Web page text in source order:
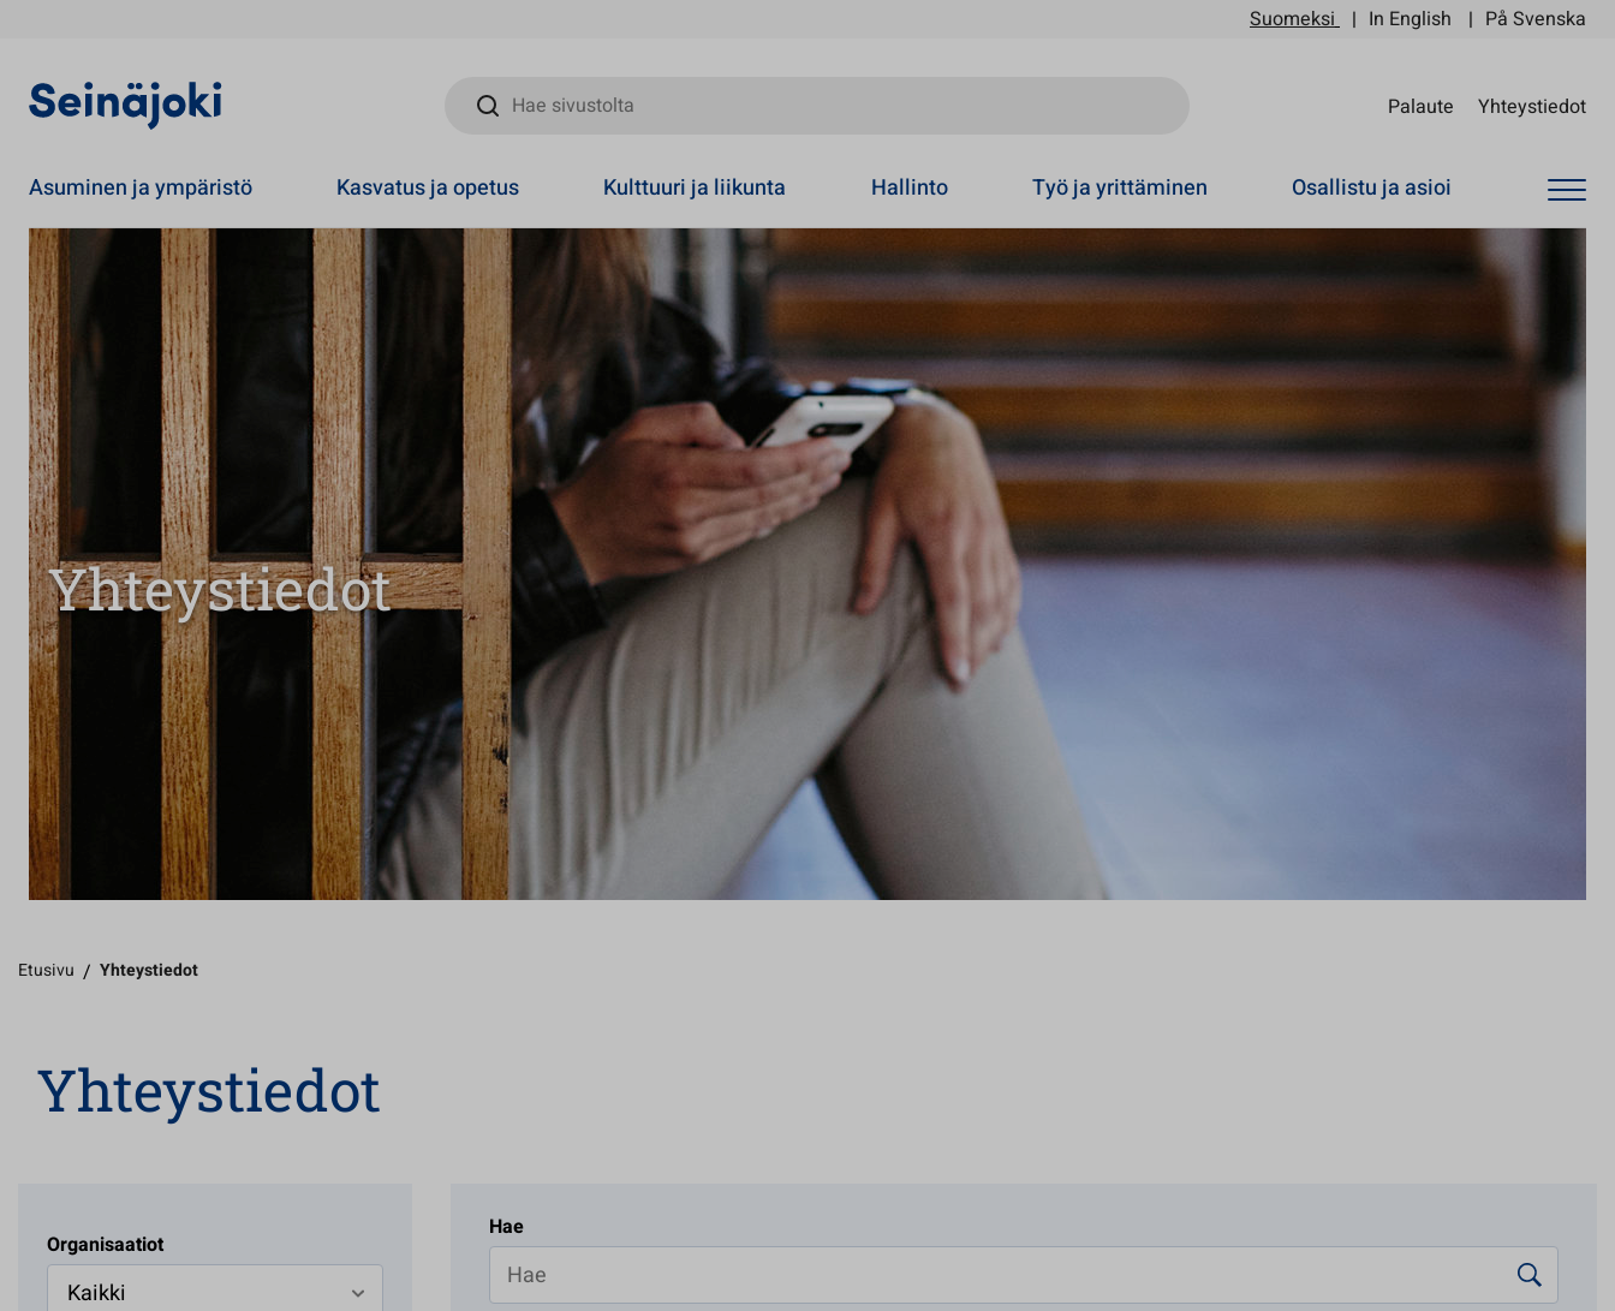
Suomeksi In English På Svenska
Hae sivustolta
Palaute Yhteystiedot
Asuminen ja ympäristö Kasvatus ja opetus Kulttuuri ja liikunta Hallinto Työ ja yrittäminen Osallistu ja asioi
Yhteystiedot
Etusivu / Yhteystiedot
Yhteystiedot
Organisaatiot
Kaikki
Hae